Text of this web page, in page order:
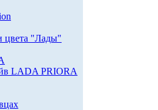
цвета "Лады"
LADA PRIORA